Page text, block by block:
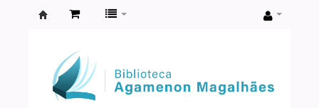
Agamenon
Magalhães